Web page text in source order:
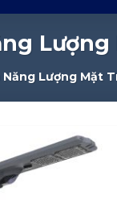
Lượng
Lượng Mặt